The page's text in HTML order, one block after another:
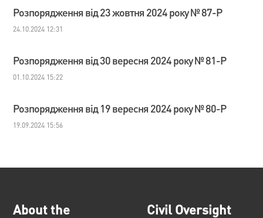
Розпорядження від 23 жовтня 2024 року № 87-Р
24.10.2024 12:31
Розпорядження від 30 вересня 2024 року № 81-Р
01.10.2024 15:22
Розпорядження від 19 вересня 2024 року № 80-Р
19.09.2024 15:56
About the
Civil Oversight